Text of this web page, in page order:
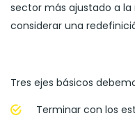
sector más ajustado a
considerar una
Tres ejes básicos
Terminar con los